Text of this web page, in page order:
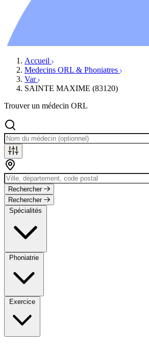
Évènements
Accueil
Medecins ORL & Phoniatres
Var
SAINTE MAXIME (83120)
Trouver un médecin ORL
Rechercher
Rechercher
Spécialités
Phoniatrie
Exercice